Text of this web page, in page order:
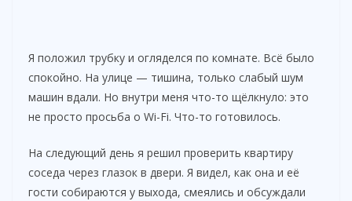
Я положил трубку и огляделся по комнате. Всё было
спокойно. На улице — тишина, только слабый шум
машин вдали. Но внутри меня что-то щёлкнуло: это
не просто просьба о Wi-Fi. Что-то готовилось.
На следующий день я решил проверить квартиру
соседа через глазок в двери. Я видел, как она и её
гости собираются у выхода, смеялись и обсуждали